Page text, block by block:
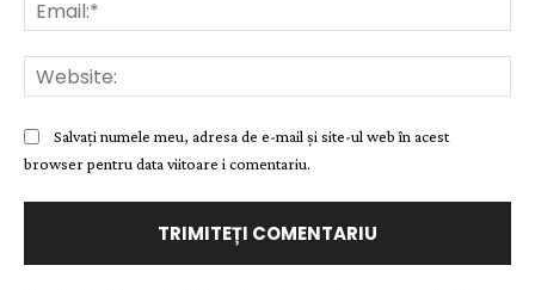
Salvați numele meu, adresa de e-mail și site-ul web în acest
browser pentru data viitoare i comentariu.